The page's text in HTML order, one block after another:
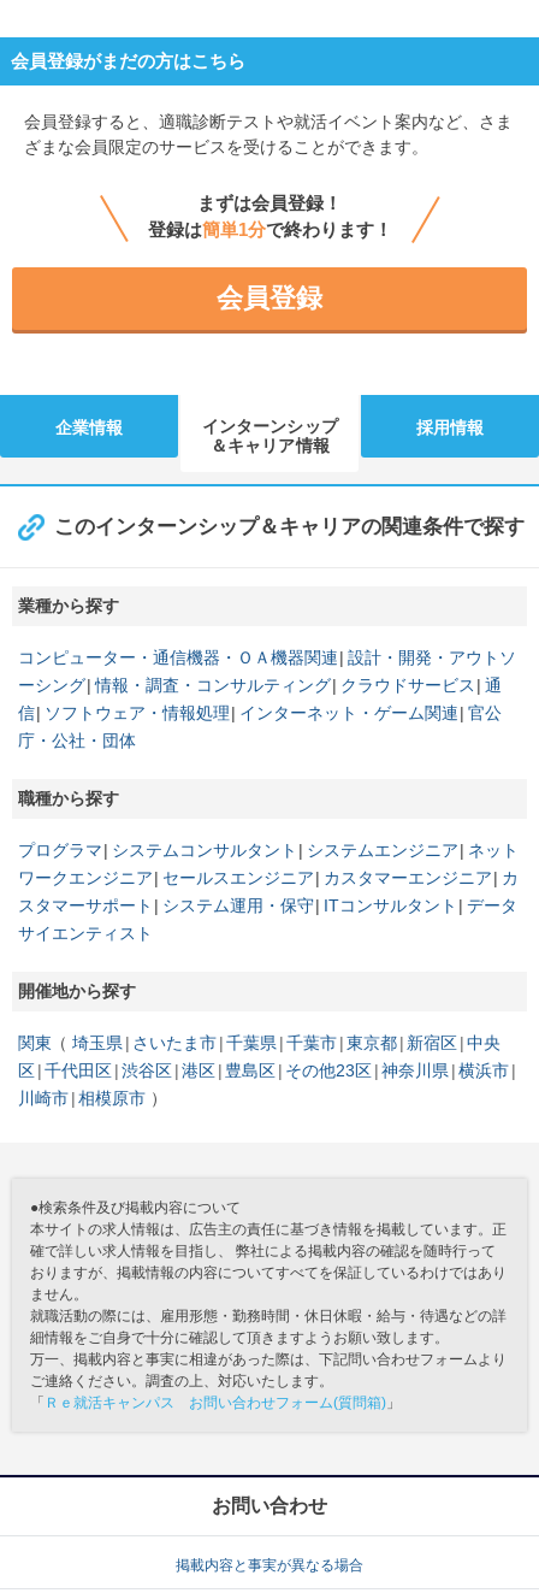
会員登録がまだの方はこちら
会員登録すると、 適職診断テストや就活イベント案内など、さま
ざまな会員限定のサービスを受けることができます。
まずは会員登録！
登録は簡単1分で終わります！
会員登録
企業情報
インターンシップ
＆キャリア情報
採用情報
このインターンシップ＆キャリアの関連条件で探す
業種から探す
コンピューター・通信機器・ＯＡ機器関連 設計・開発・アウトソ
ーシング 情報・調査・コンサルティング クラウドサービス
通
信
ソフトウェア・情報処理 インターネット・ゲーム関連 官公
庁・公社・団体
職種から探す
プログラマ システムコンサルタント システムエンジニア
ネット
ワークエンジニア
セールスエンジニア カスタマーエンジニア
カ
スタマーサポート
システム運用・保守 ITコンサルタント
データ
サイエンティスト
開催地から探す
関東 埼玉県 さいたま市 千葉県 千葉市 東京都 新宿区 中央
区 千代田区 渋谷区 港区 豊島区 その他23区 神奈川県 横浜市
川崎市 相模原市
●検索条件及び掲載内容について
本サイトの求人情報は、広告主の責任に基づき情報を掲載しています。正
確で詳しい求人情報を目指し、 弊社による掲載内容の確認を随時行って
おりますが、掲載情報の内容についてすべてを保証しているわけではあり
ません。
就職活動の際には、雇用形態・勤務時間・休日休暇・給与・待遇などの詳
細情報をご自身で十分に確認して頂きますようお願い致します。
万一、掲載内容と事実に相違があった際は、下記問い合わせフォームより
ご連絡ください。調査の上、対応いたします。
「 Ｒｅ就活キャンパス お問い合わせフォーム(質問箱) 」
お問い合わせ
掲載内容と事実が異なる場合